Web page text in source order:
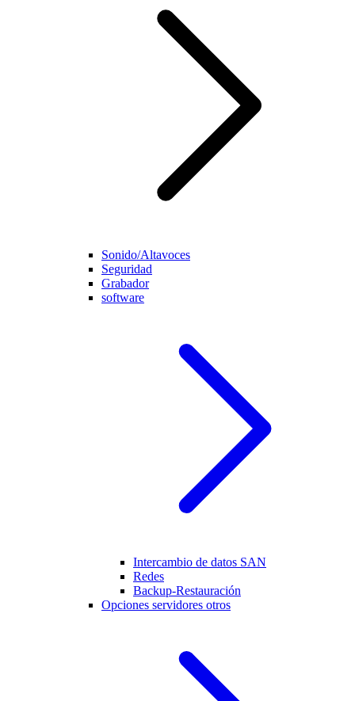
Sonido/Altavoces
Seguridad
Grabador
software
Intercambio de datos SAN
Redes
Backup-Restauración
Opciones servidores otros